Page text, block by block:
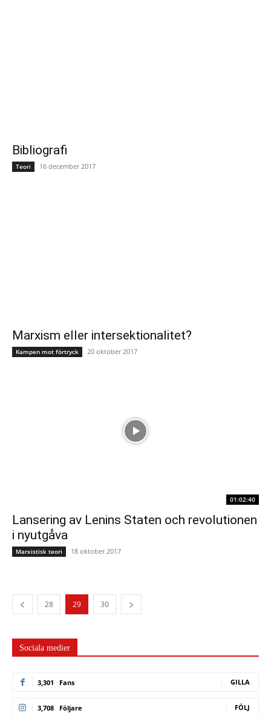
Bibliografi
Teori 16 december 2017
Marxism eller intersektionalitet?
Kampen mot förtryck 20 oktober 2017
01:02:40
Lansering av Lenins Staten och revolutionen
i nyutgåva
Marxistisk teori 18 oktober 2017
28 29 30
Sociala medier
3,301 Fans GILLA
3,708 Följare FÖLJ